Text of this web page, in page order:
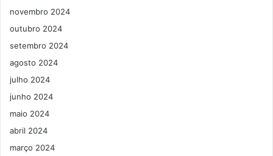
novembro 2024
outubro 2024
setembro 2024
agosto 2024
julho 2024
junho 2024
maio 2024
abril 2024
março 2024